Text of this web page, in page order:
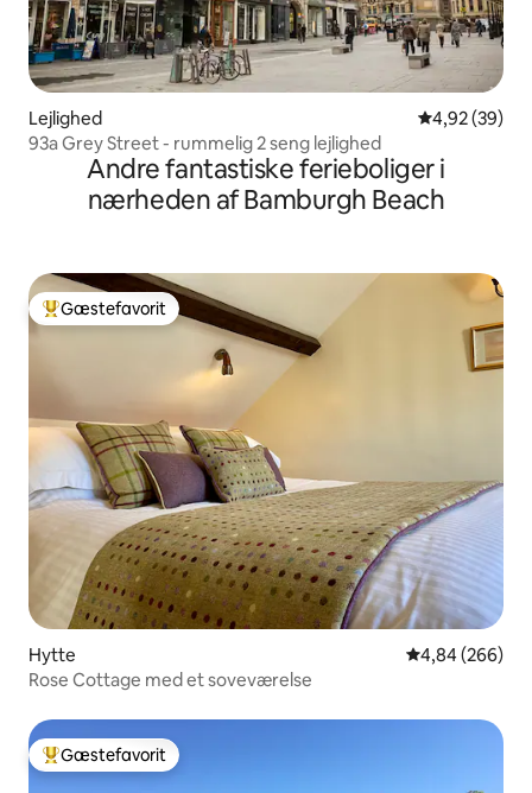
Lejlighed 4,92 ud af 5 i
4,92 (39)
93a Grey Street - rummelig 2 seng lejlighed
Andre fantastiske ferieboliger i
nærheden af Bamburgh Beach
Bedste gæstefavorit
Gæstefavorit
Hytte 4,84 ud af 5 i
4,84 (266)
Rose Cottage med et soveværelse
Bedste gæstefavorit
Gæstefavorit